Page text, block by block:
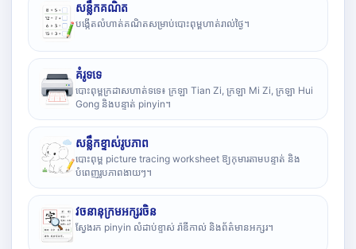
សន្លឹកគណិត
បង្កើតលំហាត់គណិតសម្រាប់បោះពុម្ពហាត់រាល់ថ្ងៃ។
គំរូទទេ
បោះពុម្ពក្រដាសហាត់ទទេ៖ ក្រឡា Tian Zi, ក្រឡា Mi Zi, ក្រឡា Hui
Gong និងបន្ទាត់ pinyin។
សន្លឹកខ្ទាស់រូបភាព
បោះពុម្ព picture tracing worksheet ឱ្យកុមារតាមបន្ទាត់ និង
បំពេញរូបភាពងាយៗ។
វចនានុក្រមអក្សរចិន
ស្វែងរក pinyin លំដាប់ខ្ទាស់ រ៉ាឌីកាល់ និងព័ត៌មានអក្សរ។